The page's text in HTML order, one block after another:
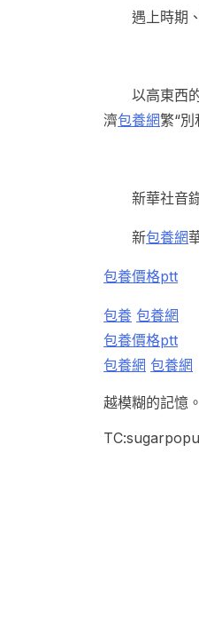
遇上時期
以高東西
濟包養網繁“
新華社音
新包養網
包養價格ptt
包養 包養網
包養價格ptt
包養網 包養網
越模糊的記憶。